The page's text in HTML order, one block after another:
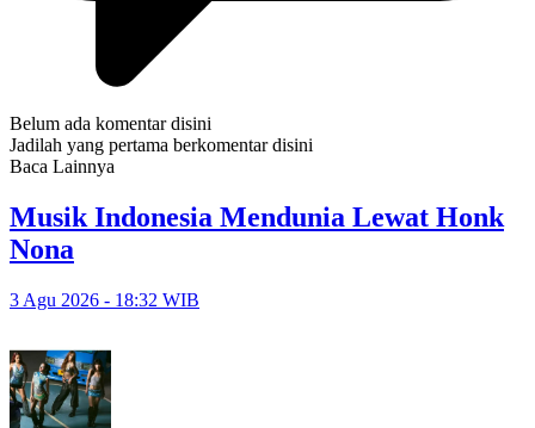
Belum ada komentar disini
Jadilah yang pertama berkomentar disini
Baca Lainnya
Musik Indonesia Mendunia Lewat Honk
Nona
3 Agu 2026 - 18:32 WIB